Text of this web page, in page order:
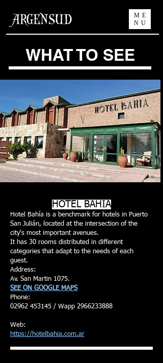
ME
NU
WHAT TO SEE
HOTEL BAHIA
Hotel Bahía is a benchmark for hotels in Puerto
San Julián, located at the intersection of the
city's most important avenues.
It has 30 rooms distributed in different
categories that adapt to the needs of each
guest.
Address:
Av. San Martin 1075.
SEE ON GOOGLE MAPS
Phone:
02962 453145 / Wapp 2966233888
Web:
https://hotelbahia.com.ar